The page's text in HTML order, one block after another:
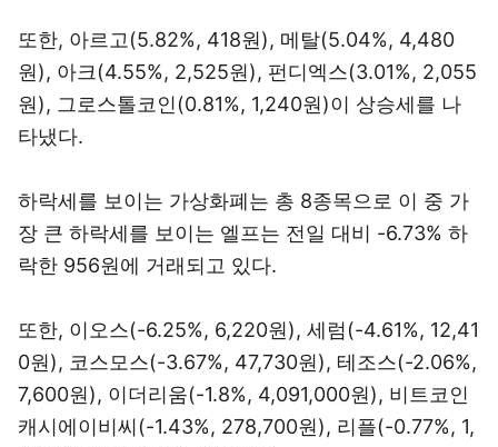
또한, 아르고(5.82%, 418원), 메탈(5.04%, 4,480
원), 아크(4.55%, 2,525원), 펀디엑스(3.01%, 2,055
원), 그로스톨코인(0.81%, 1,240원)이 상승세를 나
타냈다.
하락세를 보이는 가상화폐는 총 8종목으로 이 중 가
장 큰 하락세를 보이는 엘프는 전일 대비 -6.73% 하
락한 956원에 거래되고 있다.
또한, 이오스(-6.25%, 6,220원), 세럼(-4.61%, 12,41
0원), 코스모스(-3.67%, 47,730원), 테조스(-2.06%,
7,600원), 이더리움(-1.8%, 4,091,000원), 비트코인
캐시에이비씨(-1.43%, 278,700원), 리플(-0.77%, 1,